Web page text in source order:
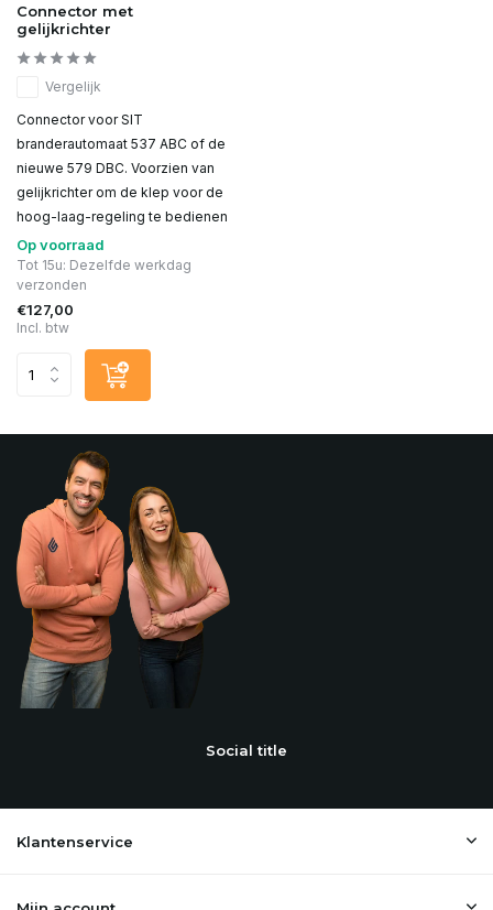
Connector met
gelijkrichter
Vergelijk
Connector voor SIT
branderautomaat 537 ABC of de
nieuwe 579 DBC. Voorzien van
gelijkrichter om de klep voor de
hoog-laag-regeling te bedienen
Op voorraad
Tot 15u: Dezelfde werkdag
verzonden
€127,00
Incl. btw
Social title
Klantenservice